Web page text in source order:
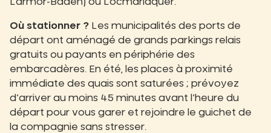
Larmor-Baden) ou Locmariaquer.
Où stationner ? Les municipalités des ports de
départ ont aménagé de grands parkings relais
gratuits ou payants en périphérie des
embarcadères. En été, les places à proximité
immédiate des quais sont saturées ; prévoyez
d’arriver au moins 45 minutes avant l’heure du
départ pour vous garer et rejoindre le guichet de
la compagnie sans stresser.